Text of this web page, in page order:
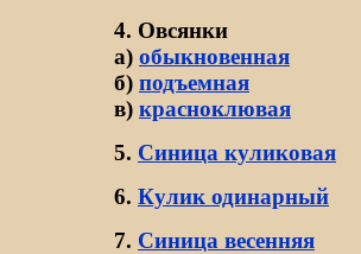
4. Овсянки
а) обыкновенная
б) подъемная
в) красноклювая
5. Синица куликовая
6. Кулик одинарный
7. Синица весенняя